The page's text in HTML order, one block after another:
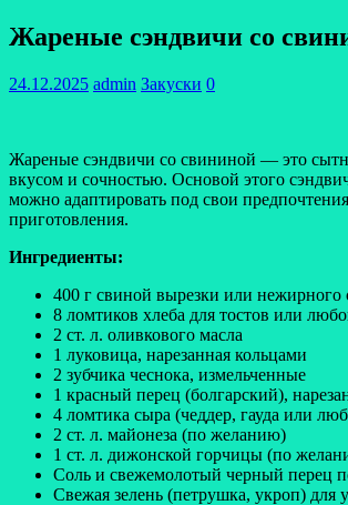
Жареные сэндвичи со
24.12.2025 admin Закуски 0
Жареные сэндвичи со свининой — это
вкусом и сочностью. Основой этого
можно адаптировать под свои
приготовления.
Ингредиенты:
400 г свиной вырезки или нежирного
8 ломтиков хлеба для тостов или
2 ст. л. оливкового масла
1 луковица, нарезанная кольцами
2 зубчика чеснока, измельченные
1 красный перец (болгарский),
4 ломтика сыра (чеддер, гауда или
2 ст. л. майонеза (по желанию)
1 ст. л. дижонской горчицы (по
Соль и свежемолотый черный перец
Свежая зелень (петрушка, укроп)